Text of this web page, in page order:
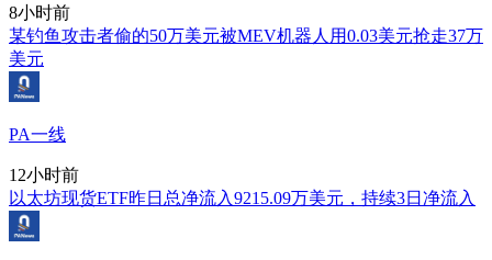
8小时前
某钓鱼攻击者偷的50万美元被MEV机器人用0.03美元抢走37万
美元
PA一线
12小时前
以太坊现货ETF昨日总净流入9215.09万美元，持续3日净流入